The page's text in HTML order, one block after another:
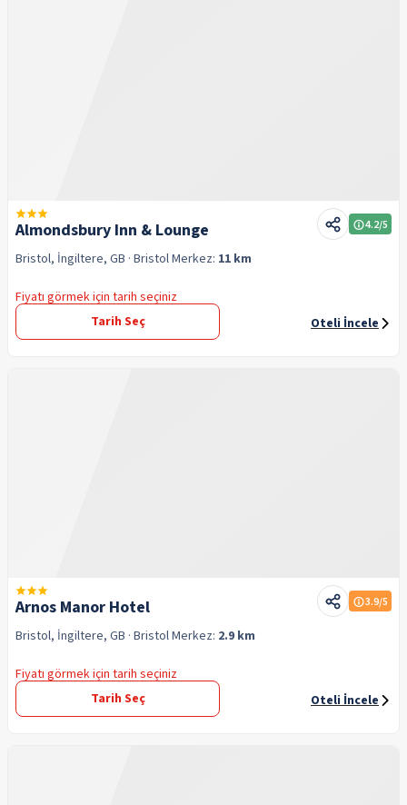
Almondsbury Inn & Lounge 4.2/5
Bristol, İngiltere, GB · BristolMerkez: 11 km
Fiyatı görmek için tarih seçiniz
Tarih Seç
Oteli İncele
Arnos Manor Hotel 3.9/5
Bristol, İngiltere, GB · BristolMerkez: 2.9 km
Fiyatı görmek için tarih seçiniz
Tarih Seç
Oteli İncele